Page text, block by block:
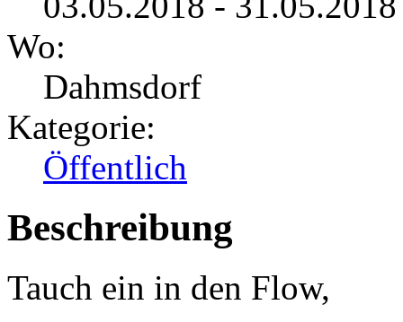
Wo:
Dahmsdorf
Kategorie:
Öffentlich
Beschreibung
Tauch ein in den Flow,